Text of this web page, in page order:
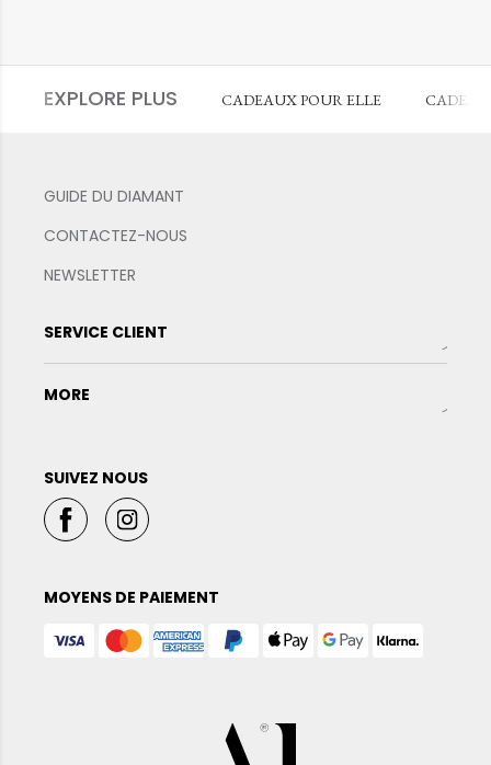
EXPLORE PLUS CADEAUX POUR ELLE
GUIDE DU DIAMANT
CONTACTEZ-NOUS
NEWSLETTER
SERVICE CLIENT
MORE
SUIVEZ NOUS
MOYENS DE PAIEMENT